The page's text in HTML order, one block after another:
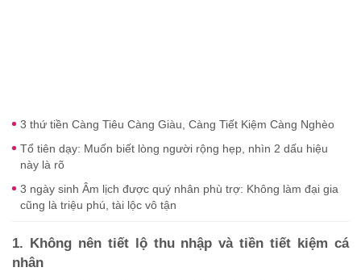
3 thứ tiền Càng Tiêu Càng Giàu, Càng Tiết Kiệm Càng Nghèo
Tổ tiên dạy: Muốn biết lòng người rộng hẹp, nhìn 2 dấu hiệu
này là rõ
3 ngày sinh Âm lịch được quý nhân phù trợ: Không làm đại gia
cũng là triệu phú, tài lộc vô tận
1. Không nên tiết lộ thu nhập và tiền tiết kiệm cá
nhân